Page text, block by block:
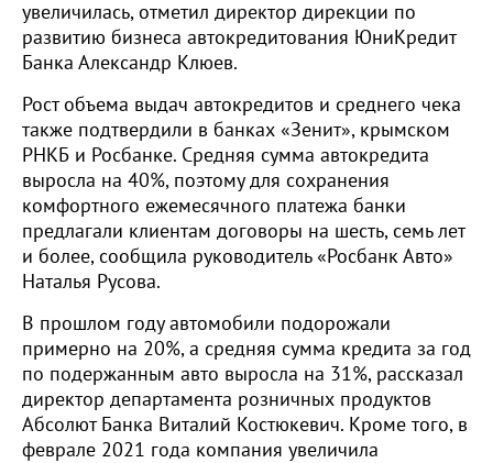
увеличилась, отметил директор дирекции по
развитию бизнеса автокредитования ЮниКредит
Банка Александр Клюев.
Рост объема выдач автокредитов и среднего чека
также подтвердили в банках «Зенит», крымском
РНКБ и Росбанке. Средняя сумма автокредита
выросла на 40%, поэтому для сохранения
комфортного ежемесячного платежа банки
предлагали клиентам договоры на шесть, семь лет
и более, сообщила руководитель «Росбанк Авто»
Наталья Русова.
В прошлом году автомобили подорожали
примерно на 20%, а средняя сумма кредита за год
по подержанным авто выросла на 31%, рассказал
директор департамента розничных продуктов
Абсолют Банка Виталий Костюкевич. Кроме того, в
феврале 2021 года компания увеличила